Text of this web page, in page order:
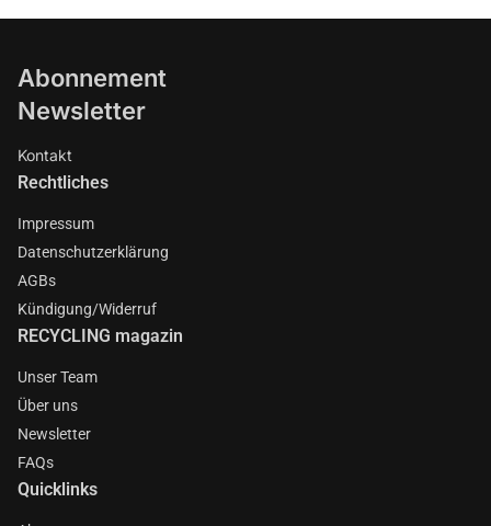
Abonnement
Newsletter
Kontakt
Rechtliches
Impressum
Datenschutzerklärung
AGBs
Kündigung/Widerruf
RECYCLING magazin
Unser Team
Über uns
Newsletter
FAQs
Quicklinks